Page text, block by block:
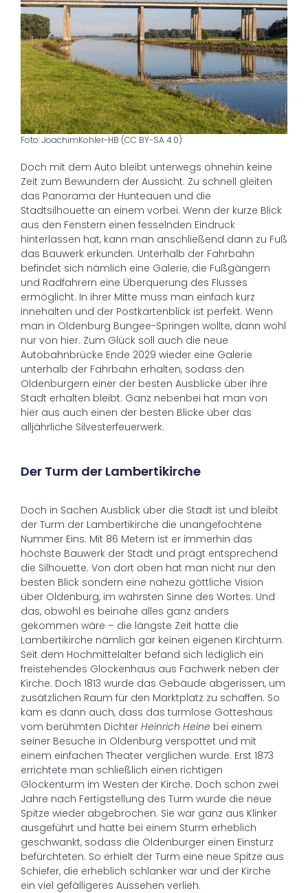
Foto: JoachimKohler-HB (CC BY-SA 4.0)
Doch mit dem Auto bleibt unterwegs ohnehin keine
Zeit zum Bewundern der Aussicht. Zu schnell gleiten
das Panorama der Hunteauen und die
Stadtsilhouette an einem vorbei. Wenn der kurze Blick
aus den Fenstern einen fesselnden Eindruck
hinterlassen hat, kann man anschließend dann zu Fuß
das Bauwerk erkunden. Unterhalb der Fahrbahn
befindet sich nämlich eine Galerie, die Fußgängern
und Radfahrern eine Überquerung des Flusses
ermöglicht. In ihrer Mitte muss man einfach kurz
innehalten und der Postkartenblick ist perfekt. Wenn
man in Oldenburg Bungee-Springen wollte, dann wohl
nur von hier. Zum Glück soll auch die neue
Autobahnbrücke Ende 2029 wieder eine Galerie
unterhalb der Fahrbahn erhalten, sodass den
Oldenburgern einer der besten Ausblicke über ihre
Stadt erhalten bleibt. Ganz nebenbei hat man von
hier aus auch einen der besten Blicke über das
alljährliche Silvesterfeuerwerk.
Der Turm der Lambertikirche
Doch in Sachen Ausblick über die Stadt ist und bleibt
der Turm der Lambertikirche die unangefochtene
Nummer Eins. Mit 86 Metern ist er immerhin das
höchste Bauwerk der Stadt und prägt entsprechend
die Silhouette. Von dort oben hat man nicht nur den
besten Blick sondern eine nahezu göttliche Vision
über Oldenburg, im wahrsten Sinne des Wortes. Und
das, obwohl es beinahe alles ganz anders
gekommen wäre – die längste Zeit hatte die
Lambertikirche nämlich gar keinen eigenen Kirchturm.
Seit dem Hochmittelalter befand sich lediglich ein
freistehendes Glockenhaus aus Fachwerk neben der
Kirche. Doch 1813 wurde das Gebäude abgerissen, um
zusätzlichen Raum für den Marktplatz zu schaffen. So
kam es dann auch, dass das turmlose Gotteshaus
vom berühmten Dichter Heinrich Heine bei einem
seiner Besuche in Oldenburg verspottet und mit
einem einfachen Theater verglichen wurde. Erst 1873
errichtete man schließlich einen richtigen
Glockenturm im Westen der Kirche. Doch schon zwei
Jahre nach Fertigstellung des Turm wurde die neue
Spitze wieder abgebrochen. Sie war ganz aus Klinker
ausgeführt und hatte bei einem Sturm erheblich
geschwankt, sodass die Oldenburger einen Einsturz
befürchteten. So erhielt der Turm eine neue Spitze aus
Schiefer, die erheblich schlanker war und der Kirche
ein viel gefälligeres Aussehen verlieh.